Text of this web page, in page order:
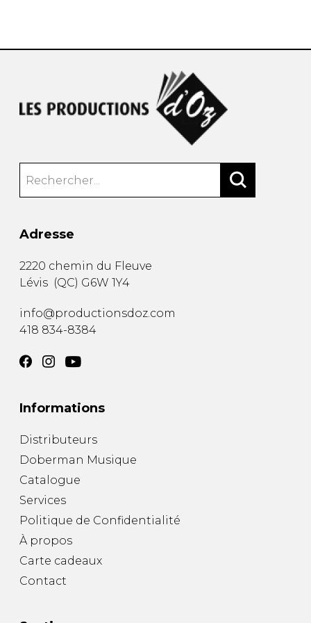
Adresse
2220 chemin du Fleuve
Lévis (QC) G6W 1Y4
info@productionsdoz.com
418 834-8384
Informations
Distributeurs
Doberman Musique
Catalogue
Services
Politique de Confidentialité
À propos
Carte cadeaux
Contact